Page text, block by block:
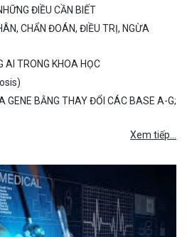
ĐIỀU CẦN BIẾT
CHẨN ĐOÁN, ĐIỀU TRỊ, NGỪA
AI TRONG KHOA HỌC
GENE BẰNG THAY ĐỔI CÁC BASE A-G;
Xem tiếp...